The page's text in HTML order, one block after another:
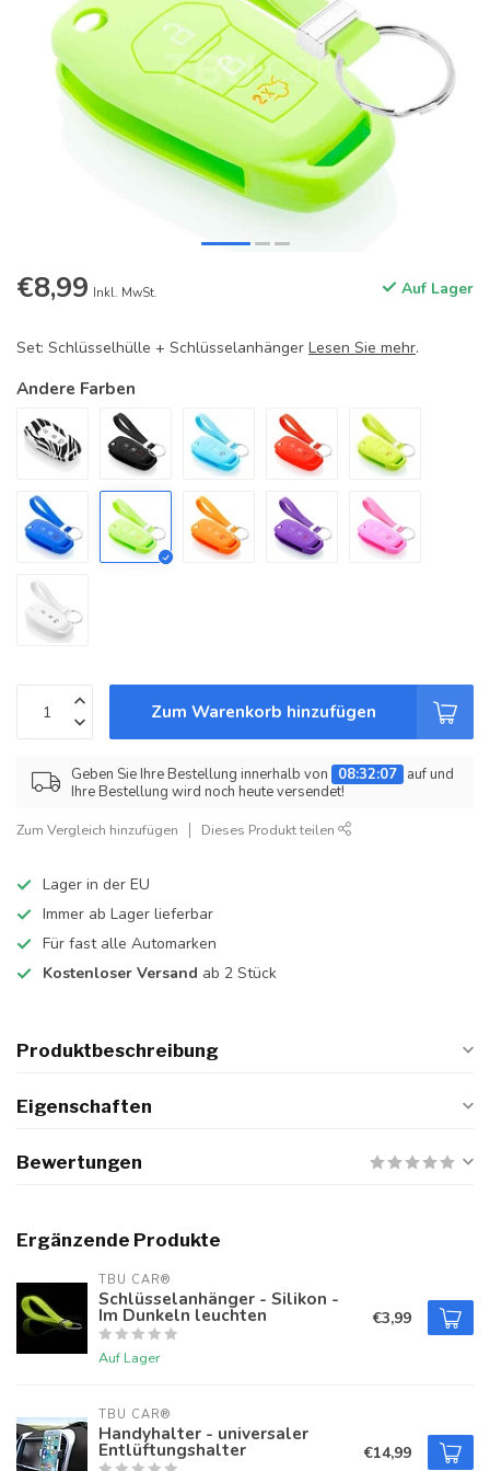
€8,99 Inkl. MwSt. Auf Lager
Set: Schlüsselhülle + Schlüsselanhänger Lesen Sie mehr.
Andere Farben
Zum Warenkorb hinzufügen
Geben Sie Ihre Bestellung innerhalb von 08:32:07 auf und
Ihre Bestellung wird noch heute versendet!
Zum Vergleich hinzufügen Dieses Produkt teilen
Lager in der EU
Immer ab Lager lieferbar
Für fast alle Automarken
Kostenloser Versand ab 2 Stück
Produktbeschreibung
Eigenschaften
Bewertungen
Ergänzende Produkte
TBU CAR®
Schlüsselanhänger - Silikon -
Im Dunkeln leuchten
Auf Lager
€3,99
TBU CAR®
Handyhalter - universaler
Entlüftungshalter €14,99